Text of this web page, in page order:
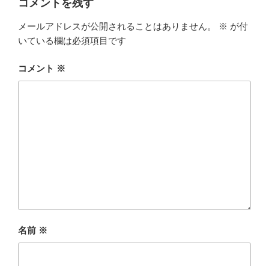
コメントを残す
メールアドレスが公開されることはありません。 ※ が付
いている欄は必須項目です
コメント ※
名前 ※